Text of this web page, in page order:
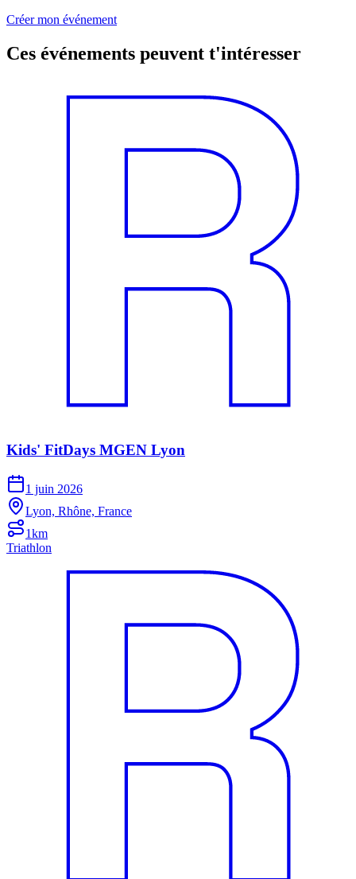
Créer mon événement
Ces événements peuvent t'intéresser
Kids' FitDays MGEN Lyon
1 juin 2026
Lyon, Rhône, France
1km
Triathlon